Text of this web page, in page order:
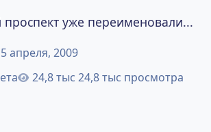
уже переименовали...
апреля, 2009
24,8 тыс просмотра